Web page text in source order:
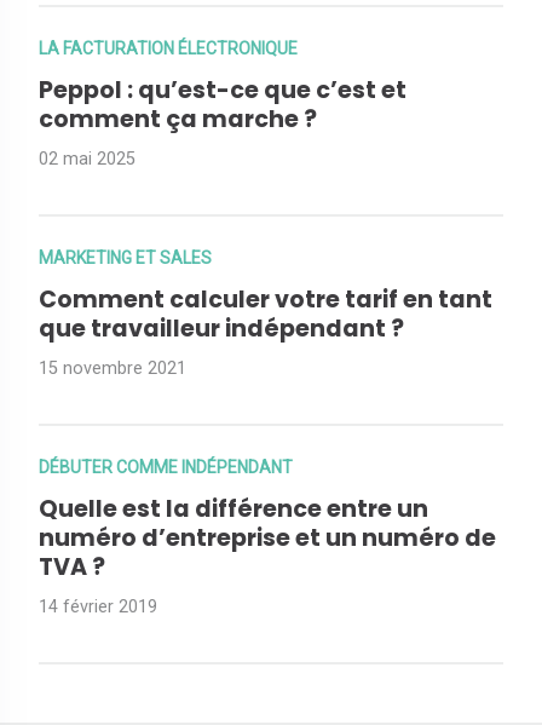
LA FACTURATION ÉLECTRONIQUE
Peppol : qu’est-ce que c’est et
comment ça marche ?
02 mai 2025
MARKETING ET SALES
Comment calculer votre tarif en tant
que travailleur indépendant ?
15 novembre 2021
DÉBUTER COMME INDÉPENDANT
Quelle est la différence entre un
numéro d’entreprise et un numéro de
TVA ?
14 février 2019